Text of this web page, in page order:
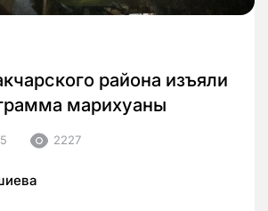
района изъяли
марихуаны
2227